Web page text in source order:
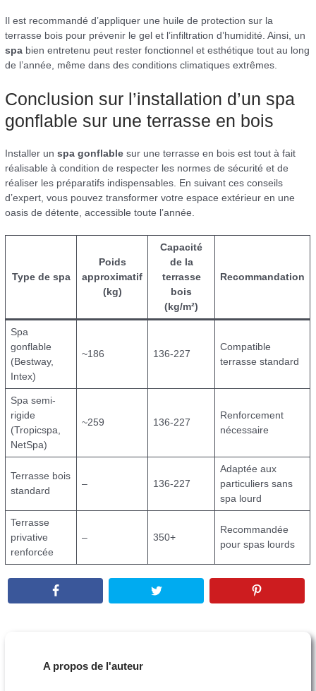
Il est recommandé d’appliquer une huile de protection sur la
terrasse bois pour prévenir le gel et l’infiltration d’humidité. Ainsi, un
spa bien entretenu peut rester fonctionnel et esthétique tout au long
de l’année, même dans des conditions climatiques extrêmes.
Conclusion sur l’installation d’un spa
gonflable sur une terrasse en bois
Installer unspa gonflable sur une terrasse en bois est tout à fait
réalisable à condition de respecter les normes de sécurité et de
réaliser les préparatifs indispensables. En suivant ces conseils
d’expert, vous pouvez transformer votre espace extérieur en une
oasis de détente, accessible toute l’année.
Type de spa
Poids
approximatif
(kg)
Capacité
de la
terrasse
bois
(kg/m²)
Recommandation
Spa
gonflable
(Bestway,
Intex)
~186 136-227
Compatible
terrasse standard
Spa semi-
rigide
(Tropicspa,
NetSpa)
~259 136-227
Renforcement
nécessaire
Terrasse bois
standard
– 136-227
Adaptée aux
particuliers sans
spa lourd
Terrasse
privative
renforcée
– 350+
Recommandée
pour spas lourds
A propos de l'auteur